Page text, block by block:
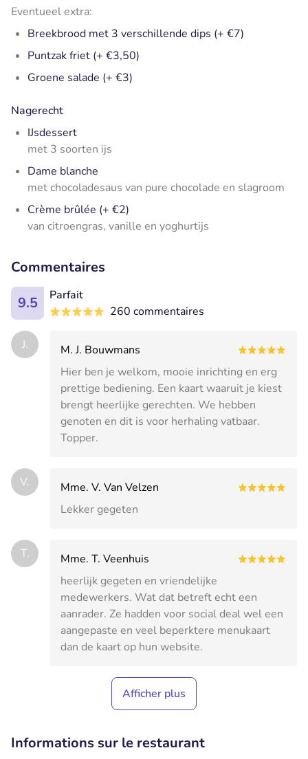
Eventueel extra:
Breekbrood met 3 verschillende dips (+ €7)
Puntzak friet (+ €3,50)
Groene salade (+ €3)
Nagerecht
IJsdessert
met 3 soorten ijs
Dame blanche
met chocoladesaus van pure chocolade en slagroom
Crème brûlée (+ €2)
van citroengras, vanille en yoghurtijs
Commentaires
9.5
Parfait
260 commentaires
J.
M. J. Bouwmans
Hier ben je welkom, mooie inrichting en erg
prettige bediening. Een kaart waaruit je kiest
brengt heerlijke gerechten. We hebben
genoten en dit is voor herhaling vatbaar.
Topper.
V.
Mme. V. Van Velzen
Lekker gegeten
T.
Mme. T. Veenhuis
heerlijk gegeten en vriendelijke
medewerkers. Wat dat betreft echt een
aanrader. Ze hadden voor social deal wel een
aangepaste en veel beperktere menukaart
dan de kaart op hun website.
Afficher plus
Informations sur le restaurant